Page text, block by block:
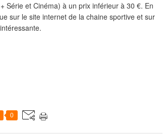
Série et Cinéma) à un prix inférieur à 30 €. En
sur le site internet de la chaine sportive et sur
0